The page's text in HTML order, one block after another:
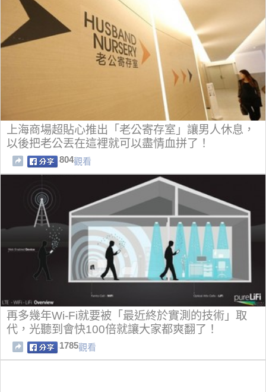
上海商場超貼心推出「老公寄存室」讓男人休息，
以後把老公丟在這裡就可以盡情血拼了！
804觀看
再多幾年Wi-Fi就要被「最近終於實測的技術」取
代，光聽到會快100倍就讓大家都爽翻了！
1785觀看